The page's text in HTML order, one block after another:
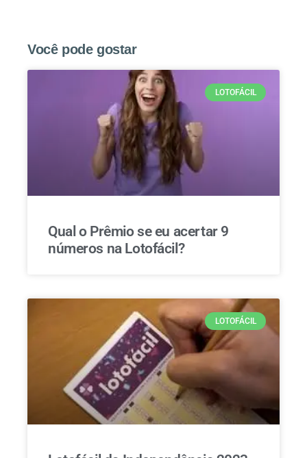
Você pode gostar
LOTOFÁCIL
Qual o Prêmio se eu acertar 9
números na Lotofácil?
LOTOFÁCIL